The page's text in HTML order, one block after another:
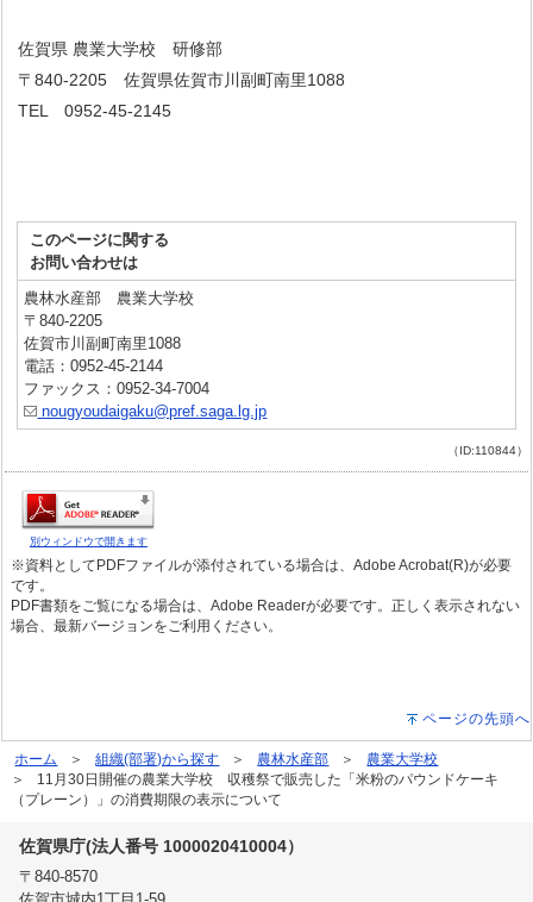
佐賀県 農業大学校 研修部
〒840-2205 佐賀県佐賀市川副町南里1088
TEL 0952-45-2145
このページに関する
お問い合わせは
農林水産部 農業大学校
〒840-2205
佐賀市川副町南里1088
電話：0952-45-2144
ファックス：0952-34-7004
nougyoudaigaku@pref.saga.lg.jp
（ID:110844）
別ウィンドウで開きます
※資料としてPDFファイルが添付されている場合は、Adobe Acrobat(R)が必要
です。
PDF書類をご覧になる場合は、Adobe Readerが必要です。正しく表示されない
場合、最新バージョンをご利用ください。
ページの先頭へ
ホーム 組織(部署)から探す 農林水産部
農業大学校
11月30日開催の農業大学校 収穫祭で販売した「米粉のパウンドケーキ
（プレーン）」の消費期限の表示について
佐賀県庁(法人番号 1000020410004）
〒840-8570